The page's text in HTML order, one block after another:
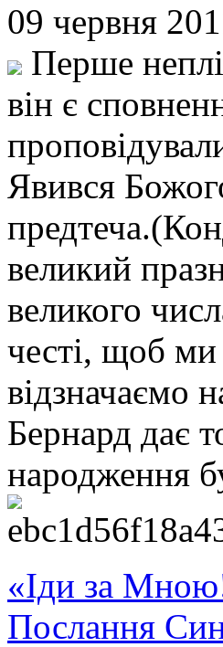
09 червня
Перше
він є
Явився
великий
великого
честі, щоб
відзначаємо
Бернард дає
народження
«Іди за
Послання